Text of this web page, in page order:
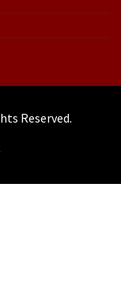
Reserved.